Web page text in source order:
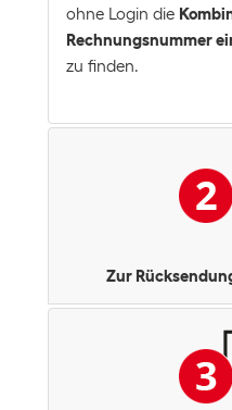
ohne Login die
Rechnungsnummer
zu finden.
Zur